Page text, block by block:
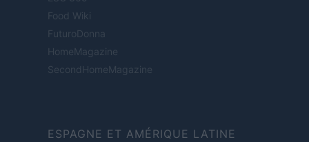
Food Wiki
FuturoDonna
HomeMagazine
SecondHomeMagazine
ESPAGNE ET AMÉRIQUE LATINE